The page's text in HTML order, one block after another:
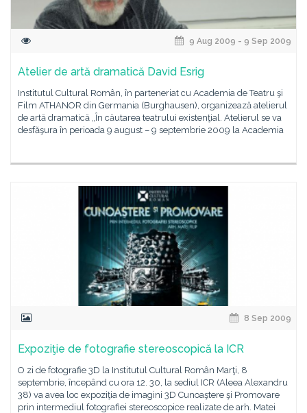
9 Aug 2009 - 9 Sep 2009
Atelier de artă dramatică David Esrig
Institutul Cultural Român, în parteneriat cu Academia de Teatru şi
Film ATHANOR din Germania (Burghausen), organizează atelierul
de artă dramatică „În căutarea teatrului existenţial. Atelierul se va
desfăşura în perioada 9 august – 9 septembrie 2009 la Academia
8 Sep 2009
Expoziţie de fotografie stereoscopică la ICR
O zi de fotografie 3D la Institutul Cultural Român Marţi, 8
septembrie, începând cu ora 12. 30, la sediul ICR (Aleea Alexandru
38) va avea loc expoziţia de imagini 3D Cunoaştere şi Promovare
prin intermediul fotografiei stereoscopice realizate de arh. Matei